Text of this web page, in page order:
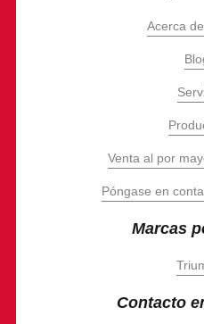
Acerca
Venta al por
Póngase en
Marcas
Contacto